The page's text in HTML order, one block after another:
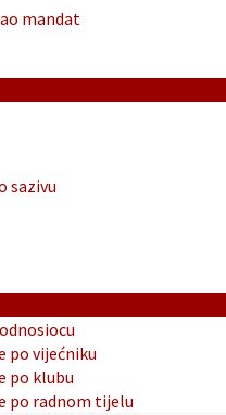
mandat
sazivu
po vijećniku
po klubu
po radnom tijelu